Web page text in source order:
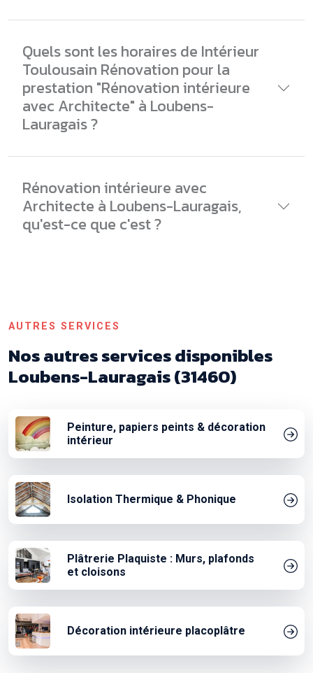
Quels sont les horaires de Intérieur
Toulousain Rénovation pour la
prestation "Rénovation intérieure
avec Architecte" à Loubens-
Lauragais ?
Rénovation intérieure avec
Architecte à Loubens-Lauragais,
qu'est-ce que c'est ?
AUTRES SERVICES
Nos autres services disponibles
Loubens-Lauragais (31460)
Peinture, papiers peints & décoration
intérieur
Isolation Thermique & Phonique
Plâtrerie Plaquiste : Murs, plafonds
et cloisons
Décoration intérieure placoplâtre